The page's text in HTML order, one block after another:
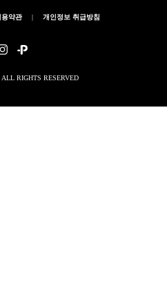
용약관 | 개인정보 취급방침
RIGHTS RESERVED